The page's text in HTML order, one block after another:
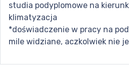
studia podyplomowe na
klimatyzacja
*doświadczenie w pracy na
mile widziane, aczkolwiek nie